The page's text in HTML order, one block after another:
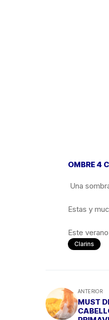
OMBRE 4
Una
Estas y
Este
Clarins
ANTERIOR
MUST